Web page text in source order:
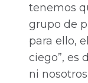
tenemos
grupo de
para ello,
ciego”, es
ni